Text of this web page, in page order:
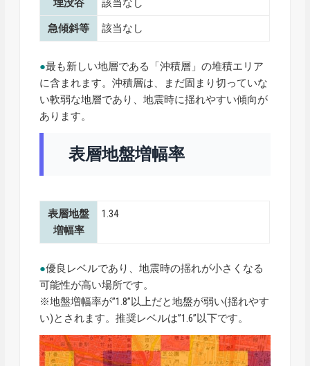
埋没谷 該当なし
急傾斜等 該当なし
●最も新しい地層である「沖積層」の堆積エリア
に含まれます。沖積層は、まだ固まり切っていな
い軟弱な地層であり、地震時に揺れやすい傾向が
あります。
表層地盤増幅率
表層地盤
増幅率
1.34
●優良レベルであり、地震時の揺れが小さくなる
可能性が高い場所です。
※地盤増幅率が”1.8”以上だと地盤が弱い(揺れやす
い)とされます。推奨レベルは”1.6”以下です。